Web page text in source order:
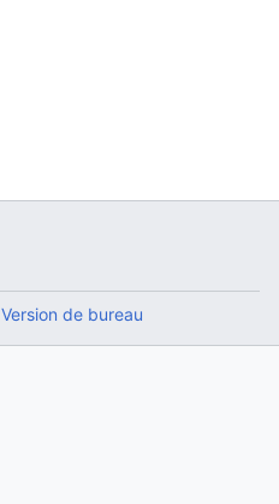
Version de bureau